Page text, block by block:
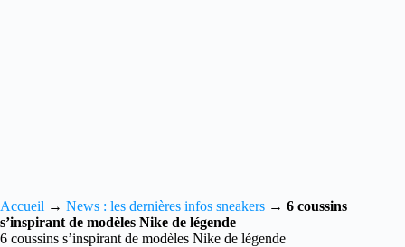
Accueil → News : les dernières infos sneakers → 6 coussins
s’inspirant de modèles Nike de légende
6 coussins s’inspirant de modèles Nike de légende